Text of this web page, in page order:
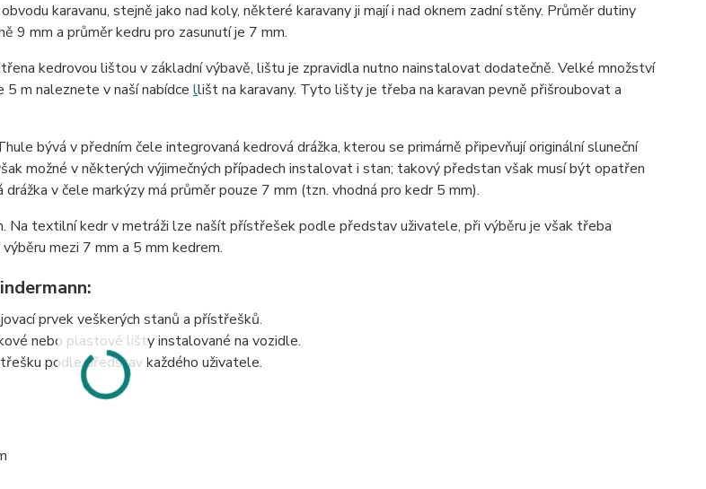
karavanu, stejně jako nad koly, některé karavany ji mají i nad oknem zadní stěny. Průměr dutiny
9 mm a průměr kedru pro zasunutí je 7 mm.
kedrovou lištou v základní výbavě, lištu je zpravidla nutno nainstalovat dodatečně. Velké množství
m naleznete v naší nabídce llišt na karavany. Tyto lišty je třeba na karavan pevně přišroubovat a
bývá v předním čele integrovaná kedrová drážka, kterou se primárně připevňují originální sluneční
možné v některých výjimečných případech instalovat i stan; takový předstan však musí být opatřen
v čele markýzy má průměr pouze 7 mm (tzn. vhodná pro kedr 5 mm).
Na textilní kedr v metráži lze našít přístřešek podle představ uživatele, při výběru je však třeba
mezi 7 mm a 5 mm kedrem.
prvek veškerých stanů a přístřešků.
nebo plastové lišty instalované na vozidle.
podle představ každého uživatele.